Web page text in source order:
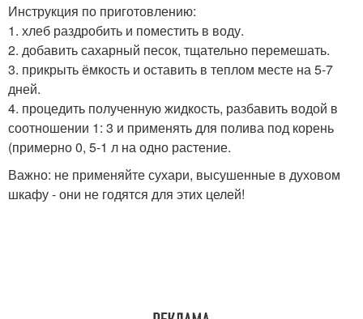
Инструкция по приготовлению:
1. хлеб раздробить и поместить в воду.
2. добавить сахарный песок, тщательно перемешать.
3. прикрыть ёмкость и оставить в теплом месте на 5-7
дней.
4. процедить полученную жидкость, разбавить водой в
соотношении 1: 3 и применять для полива под корень
(примерно 0, 5-1 л на одно растение.
Важно: не применяйте сухари, высушенные в духовом
шкафу - они не годятся для этих целей!